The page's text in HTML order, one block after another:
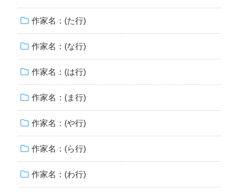
作家名：(た行)
作家名：(な行)
作家名：(は行)
作家名：(ま行)
作家名：(や行)
作家名：(ら行)
作家名：(わ行)